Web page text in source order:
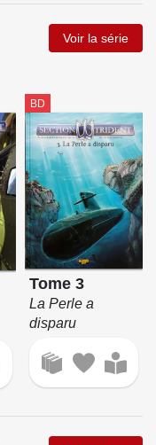
Voir la série
BD
Tome 3
La Perle a
disparu